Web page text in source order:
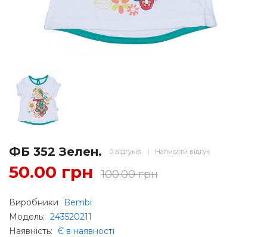
ФБ 352 Зелен. 0 відгуків | Написати відгук
50.00 грн 100.00 грн
Виробники
Bembi
Модель: 243520211
Наявність:
Є в наявності